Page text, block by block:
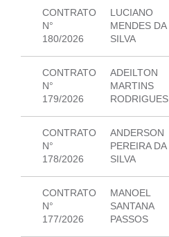
CONTRATO
N°
180/2026
LUCIANO
MENDES DA
SILVA
CONTRATO
N°
179/2026
ADEILTON
MARTINS
RODRIGUES
CONTRATO
N°
178/2026
ANDERSON
PEREIRA DA
SILVA
CONTRATO
N°
177/2026
MANOEL
SANTANA
PASSOS